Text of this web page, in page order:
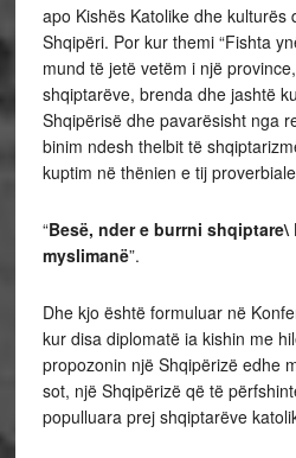
apo Kishës Katolike dhe kulturës
Shqipëri. Por kur themi “Fishta
mund të jetë vetëm i një
shqiptarëve, brenda dhe jashtë
Shqipërisë dhe pavarësisht nga
binim ndesh thelbit të
kuptim në thënien e tij
“Besë, nder e burrni
myslimanë”.
Dhe kjo është formuluar në
kur disa diplomatë ia kishin me
propozonin një Shqipërizë edhe
sot, një Shqipërizë që të
populluara prej shqiptarëve